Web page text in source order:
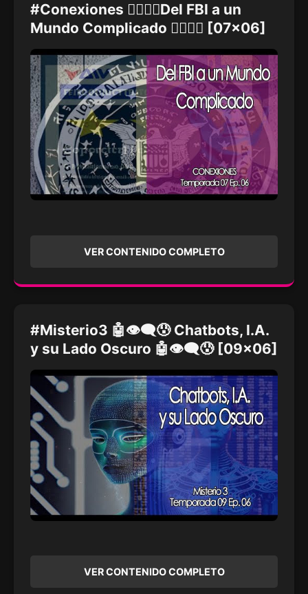
#Conexiones 🕵️‍♀️🛑🌐Del FBI a un
Mundo Complicado 🕵️‍♀️🛑🌐 [07x06]
VER CONTENIDO COMPLETO
#Misterio3 🤖👁‍🗨😰 Chatbots, I.A.
y su Lado Oscuro 🤖👁‍🗨😰 [09x06]
VER CONTENIDO COMPLETO